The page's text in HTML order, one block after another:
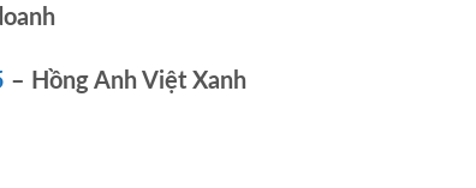
– Hồng Anh Việt Xanh